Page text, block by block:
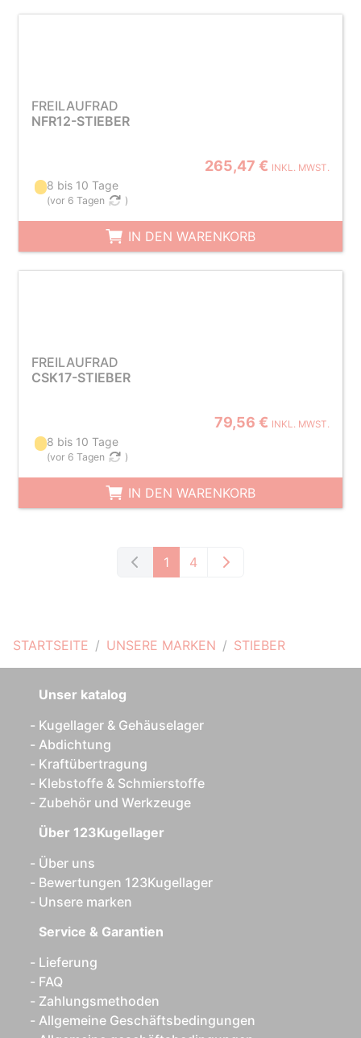
STARTSEITE UNSERE MARKEN STIEBER
FREILAUFRAD
NFR12-STIEBER
265,47 € INKL. MWST.
8 bis 10 Tage
(vor 6 Tagen )
IN DEN WARENKORB
FREILAUFRAD
CSK17-STIEBER
79,56 € INKL. MWST.
8 bis 10 Tage
(vor 6 Tagen )
IN DEN WARENKORB
1 4
Unser katalog
Kugellager & Gehäuselager
Abdichtung
Kraftübertragung
Klebstoffe & Schmierstoffe
Zubehör und Werkzeuge
Über 123Kugellager
Über uns
Bewertungen 123Kugellager
Unsere marken
Service & Garantien
Lieferung
FAQ
Zahlungsmethoden
Allgemeine Geschäftsbedingungen